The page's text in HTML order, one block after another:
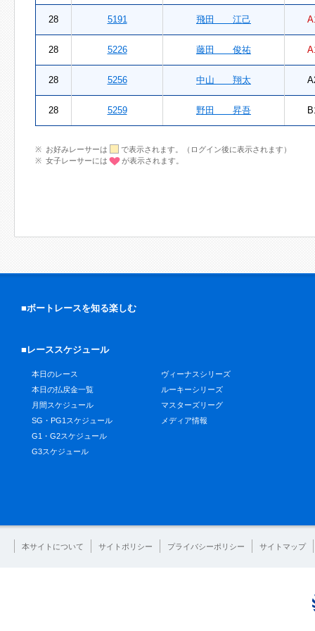
28 5191 飛田 江己
28 5226 藤田 俊祐
28 5256 中山 翔太
28 5259 野田 昇吾
お好みレーサーは
で表示されます。（ログイン後に表示されます）
女子レーサーには
が表示されます。
■ボートレースを知る楽しむ
■レーススケジュール
本日のレース
本日の払戻金一覧
月間スケジュール
SG・PG1スケジュール
G1・G2スケジュール
G3スケジュール
ヴィーナスシリーズ
ルーキーシリーズ
マスターズリーグ
メディア情報
本サイトについて サイトポリシー プライバシーポリシー サイトマップ